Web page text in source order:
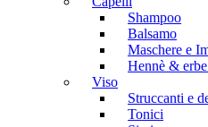
Shampoo
Balsamo
Maschere e
Hennè &
Viso
Struccanti e
Tonici